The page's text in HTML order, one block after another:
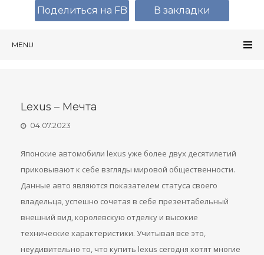
MENU
Lexus – Мечта
04.07.2023
Японские автомобили lexus уже более двух десятилетий
приковывают к себе взгляды мировой общественности.
Данные авто являются показателем статуса своего
владельца, успешно сочетая в себе презентабельный
внешний вид, королевскую отделку и высокие
технические характеристики. Учитывая все это,
неудивительно то, что купить lexus сегодня хотят многие
Поделиться на FB В закладки